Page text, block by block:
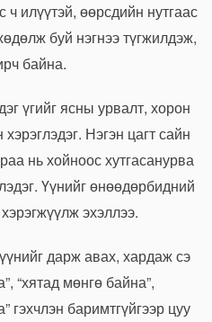
ч илүүтэй, өөрсдийн нутгаас
буй нэгнээтүгжилдэж,
байна.
үгийгясны урвалт, хорон
хэрэглэдэг. Нэгэн цагтсайн
ньхойноосхутгасанурва
. Үүнийгөнөөдөрбидний
хэрэгжүүлжэхэллээ.
даржавах, хардажсэ
”, “хятад мөнгө байна”,
” гэхчлэн баримтгүйгээр цуу